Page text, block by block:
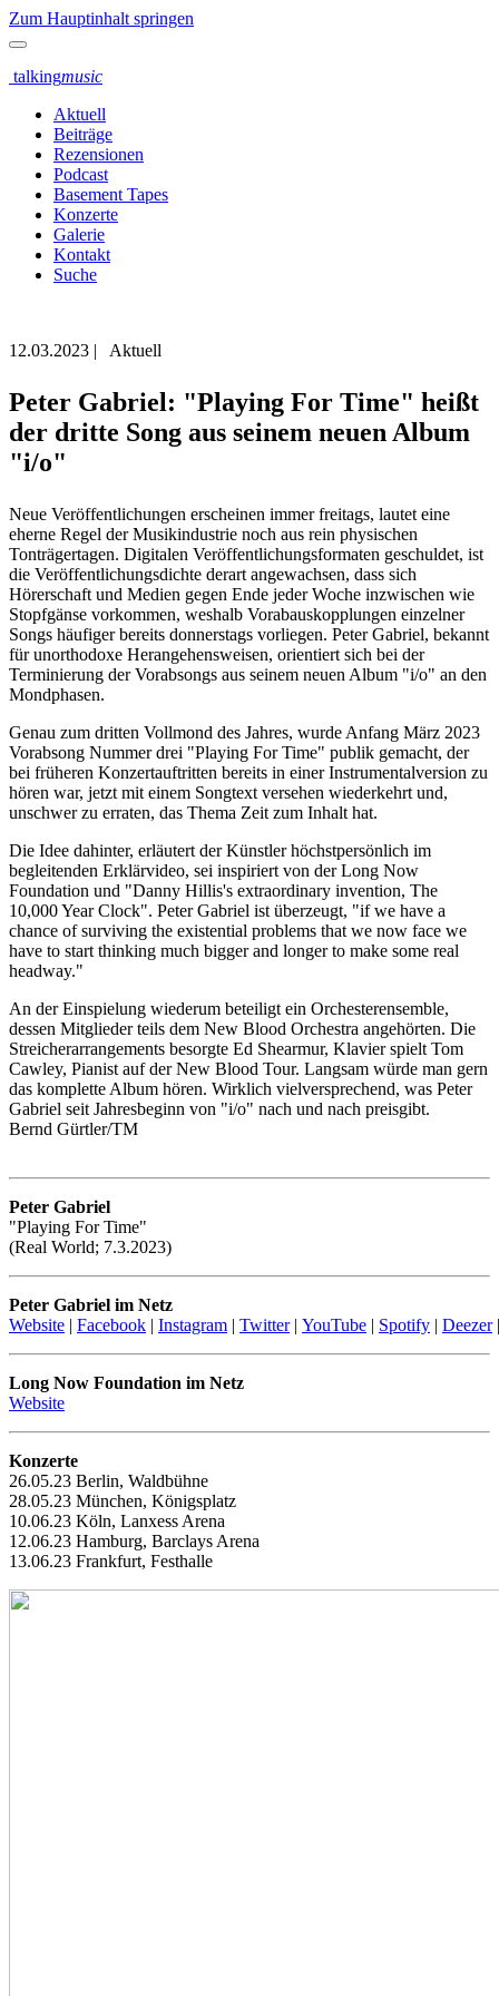
Zum Hauptinhalt springen
talkingmusic
Aktuell
Beiträge
Rezensionen
Podcast
Basement Tapes
Konzerte
Galerie
Kontakt
Suche
12.03.2023 | Aktuell
Peter Gabriel: "Playing For Time" heißt
der dritte Song aus seinem neuen Album
"i/o"
Neue Veröffentlichungen erscheinen immer freitags, lautet eine
eherne Regel der Musikindustrie noch aus rein physischen
Tonträgertagen. Digitalen Veröffentlichungsformaten geschuldet, ist
die Veröffentlichungsdichte derart angewachsen, dass sich
Hörerschaft und Medien gegen Ende jeder Woche inzwischen wie
Stopfgänse vorkommen, weshalb Vorabauskopplungen einzelner
Songs häufiger bereits donnerstags vorliegen. Peter Gabriel, bekannt
für unorthodoxe Herangehensweisen, orientiert sich bei der
Terminierung der Vorabsongs aus seinem neuen Album "i/o" an den
Mondphasen.
Genau zum dritten Vollmond des Jahres, wurde Anfang März 2023
Vorabsong Nummer drei "Playing For Time" publik gemacht, der
bei früheren Konzertauftritten bereits in einer Instrumentalversion zu
hören war, jetzt mit einem Songtext versehen wiederkehrt und,
unschwer zu erraten, das Thema Zeit zum Inhalt hat.
Die Idee dahinter, erläutert der Künstler höchstpersönlich im
begleitenden Erklärvideo, sei inspiriert von der Long Now
Foundation und "Danny Hillis's extraordinary invention, The
10,000 Year Clock". Peter Gabriel ist überzeugt, "if we have a
chance of surviving the existential problems that we now face we
have to start thinking much bigger and longer to make some real
headway."
An der Einspielung wiederum beteiligt ein Orchesterensemble,
dessen Mitglieder teils dem New Blood Orchestra angehörten. Die
Streicherarrangements besorgte Ed Shearmur, Klavier spielt Tom
Cawley, Pianist auf der New Blood Tour. Langsam würde man gern
das komplette Album hören. Wirklich vielversprechend, was Peter
Gabriel seit Jahresbeginn von "i/o" nach und nach preisgibt.
Bernd Gürtler/TM
Peter Gabriel
"Playing For Time"
(Real World; 7.3.2023)
Peter Gabriel im Netz
Website | Facebook | Instagram | Twitter| YouTube | Spotify | Deezer
Long Now Foundation im Netz
Website
Konzerte
26.05.23 Berlin, Waldbühne
28.05.23 München, Königsplatz
10.06.23 Köln, Lanxess Arena
12.06.23 Hamburg, Barclays Arena
13.06.23 Frankfurt, Festhalle